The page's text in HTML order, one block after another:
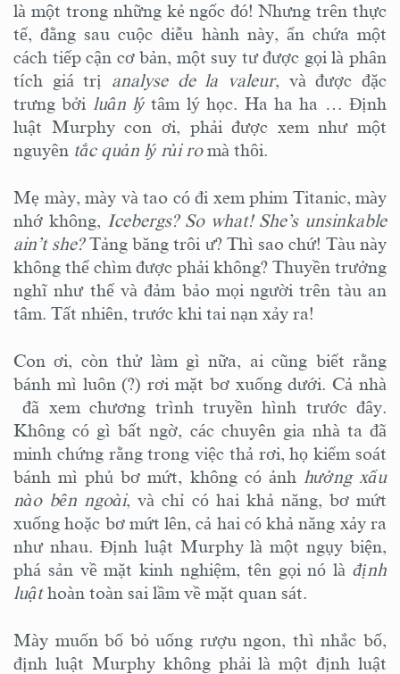
là một trong những kẻ ngốc đó! Nhưng trên thực
tế, đằng sau cuộc diễu hành này, ẩn chứa một
cách tiếp cận cơ bản, một suy tư được gọi là phân
tích giá trị analyse de la valeur, và được đặc
trưng bởi luân lýtâm lý học. Ha ha ha … Định
luật Murphy con ơi, phải được xem như một
nguyên tắc quản lý rủi romà thôi.
Mẹ mày, mày và tao có đi xem phim Titanic, mày
nhớ không, Icebergs? So what! She’s unsinkable
ain’t she?Tảng băng trôi ư? Thì sao chứ! Tàu này
không thể chìm được phải không? Thuyền trưởng
nghĩ như thế và đảm bảo mọi người trên tàu an
tâm. Tất nhiên, trước khi tai nạn xảy ra!
Con ơi, còn thử làm gì nữa, ai cũng biết rằng
bánh mì luôn (?) rơi mặt bơ xuống dưới. Cả nhà
đã xem chương trình truyền hình trước đây.
Không có gì bất ngờ, các chuyên gia nhà ta đã
minh chứng rằng trong việc thả rơi, họ kiểm soát
bánh mì phủ bơ mứt, không có ảnh hưởng xấu
nào bên ngoài, và chỉ có hai khả năng, bơ mứt
xuống hoặc bơ mứt lên, cả hai có khả năng xảy ra
như nhau. Định luật Murphy là một ngụy biện,
phá sản về mặt kinh nghiệm, tên gọi nó là định
luậthoàn toàn sai lầm về mặt quan sát.
Mày muốn bố bỏ uống rượu ngon, thì nhắc bố,
định luật Murphy không phải là một định luật